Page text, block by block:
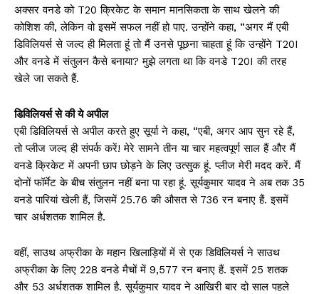
अक्सर वनडे को T20 क्रिकेट के समान मानसिकता के साथ खेलने की
कोशिश की, लेकिन वो इसमें सफल नहीं हो पाए. उन्होंने कहा, “अगर मैं एबी
डिविलियर्स से जल्द ही मिलता हूं तो मैं उनसे पूछना चाहता हूं कि उन्होंने T20I
और वनडे में संतुलन कैसे बनाया? मुझे लगता था कि वनडे T20I की तरह
खेले जा सकते हैं.
डिविलियर्स से की ये अपील
एबी डिविलियर्स से अपील करते हुए सूर्या ने कहा, “एबी, अगर आप सुन रहे हैं,
तो प्लीज जल्द ही संपर्क करें! मेरे सामने तीन या चार महत्वपूर्ण साल हैं और मैं
वनडे क्रिकेट में अपनी छाप छोड़ने के लिए उत्सुक हूं. प्लीज मेरी मदद करें. मैं
दोनों फॉर्मेट के बीच संतुलन नहीं बना पा रहा हूं. सूर्यकुमार यादव ने अब तक 35
वनडे पारियां खेली हैं, जिसमें 25.76 की औसत से 736 रन बनाए हैं. इसमें
चार अर्धशतक शामिल है.
वहीं, साउथ अफ्रीका के महान खिलाड़ियों में से एक डिविलियर्स ने साउथ
अफ्रीका के लिए 228 वनडे मैचों में 9,577 रन बनाए हैं. इसमें 25 शतक
और 53 अर्धशतक शामिल है. सूर्यकुमार यादव ने आखिरी बार दो साल पहले